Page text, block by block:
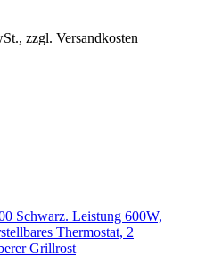
zzgl. Versandkosten
Schwarz. Leistung 600W,
Thermostat, 2
Grillrost